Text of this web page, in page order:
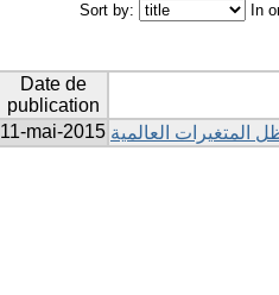
Sort by: In
Date de
publication
11-mai-2015 المتغيرات العالمية